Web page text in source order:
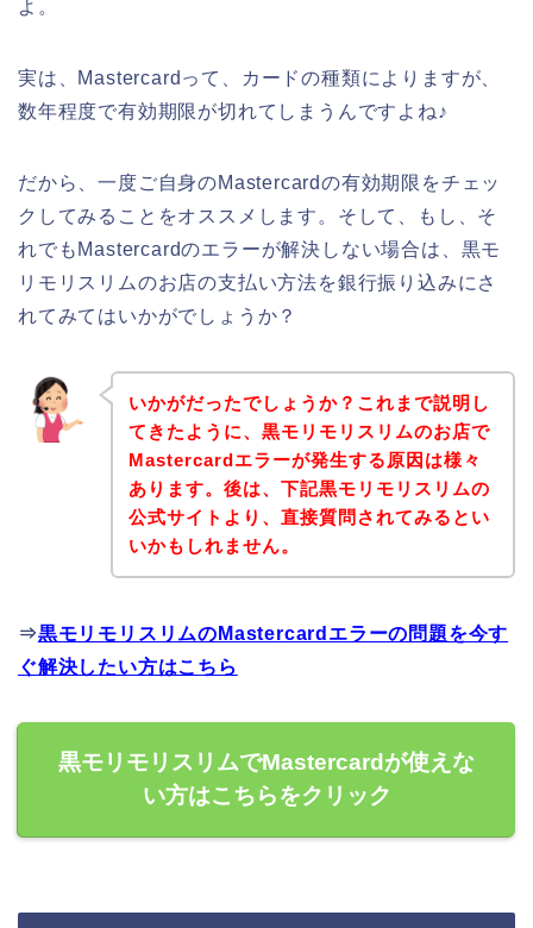
よ。
実は、Mastercardって、カードの種類によりますが、
数年程度で有効期限が切れてしまうんですよね♪
だから、一度ご自身のMastercardの有効期限をチェッ
クしてみることをオススメします。そして、もし、そ
れでもMastercardのエラーが解決しない場合は、黒モ
リモリスリムのお店の支払い方法を銀行振り込みにさ
れてみてはいかがでしょうか？
いかがだったでしょうか？これまで説明し
てきたように、黒モリモリスリムのお店で
Mastercardエラーが発生する原因は様々
あります。後は、下記黒モリモリスリムの
公式サイトより、直接質問されてみるとい
いかもしれません。
⇒黒モリモリスリムのMastercardエラーの問題を今す
ぐ解決したい方はこちら
黒モリモリスリムでMastercardが使えな
い方はこちらをクリック